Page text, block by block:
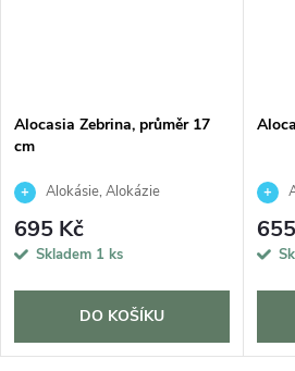
Alocasia Zebrina, průměr 17
cm
Alokásie, Alokázie
695 Kč
Skladem 1 ks
DO KOŠÍKU